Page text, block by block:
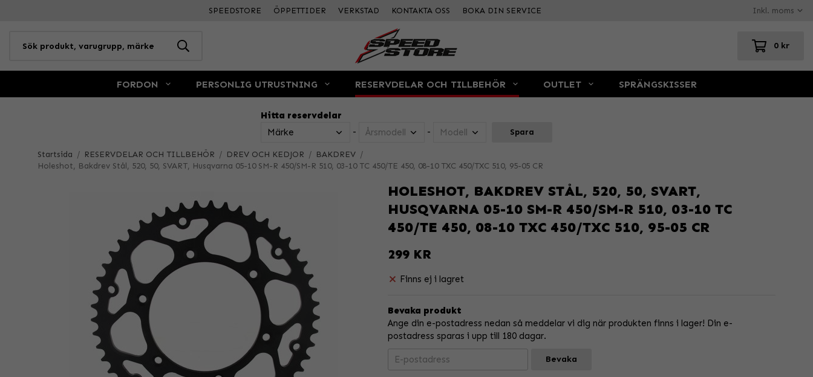
SPEEDSTORE ÖPPETTIDER VERKSTAD KONTAKTA OSS BOKA DIN SERVICE
0 kr
FORDON PERSONLIG UTRUSTNING RESERVDELAR OCH TILLBEHÖR OUTLET SPRÄNGSKISSER
Hitta reservdelar
-
- Spara
Startsida / RESERVDELAR OCH TILLBEHÖR / DREV OCH KEDJOR / BAKDREV /
Holeshot, Bakdrev Stål, 520, 50, SVART, Husqvarna 05-10 SM-R 450/SM-R 510, 03-10 TC 450/TE 450, 08-10 TXC 450/TXC 510, 95-05 CR
HOLESHOT, BAKDREV STÅL, 520, 50, SVART,
HUSQVARNA 05-10 SM-R 450/SM-R 510, 03-10 TC
450/TE 450, 08-10 TXC 450/TXC 510, 95-05 CR
299 KR
Finns ej i lagret
Bevaka produkt
Ange din e-postadress nedan så meddelar vi dig när produkten finns i lager! Din e-
postadress sparas i upp till 180 dagar.
Bevaka